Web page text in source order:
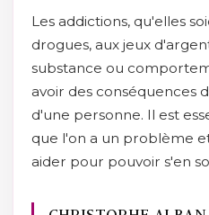
Les addictions, qu'elles
drogues, aux jeux
substance ou
avoir des conséquences
d'une personne. Il est
que l'on a un problème
aider pour pouvoir s'en